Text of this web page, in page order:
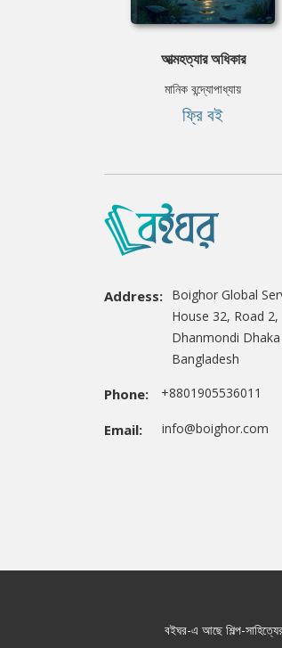
আত্মহত্যার অধিকার
মানিক বন্দ্যোপাধ্যায়
ফ্রি বই
Address: Boighor Global
House 32, Road 2,
Dhanmondi
Bangladesh
Phone: +8801905536011
Email: info@boighor.com
বইঘর-এ আছে শিল্প-